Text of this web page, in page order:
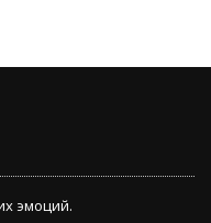
эмоций.